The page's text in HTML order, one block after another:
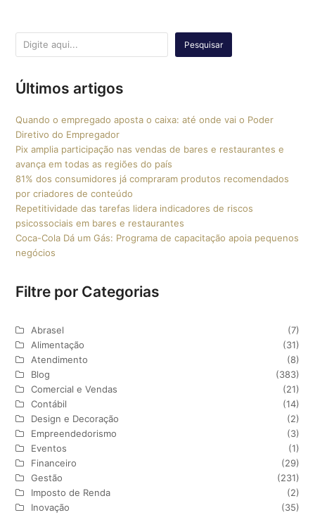
Pesquisar
Últimos artigos
Quando o empregado aposta o caixa: até onde vai o Poder
Diretivo do Empregador
Pix amplia participação nas vendas de bares e restaurantes e
avança em todas as regiões do país
81% dos consumidores já compraram produtos recomendados
por criadores de conteúdo
Repetitividade das tarefas lidera indicadores de riscos
psicossociais em bares e restaurantes
Coca-Cola Dá um Gás: Programa de capacitação apoia pequenos
negócios
Filtre por Categorias
Abrasel
(7)
Alimentação
(31)
Atendimento
(8)
Blog
(383)
Comercial e Vendas
(21)
Contábil
(14)
Design e Decoração
(2)
Empreendedorismo
(3)
Eventos
(1)
Financeiro
(29)
Gestão
(231)
Imposto de Renda
(2)
Inovação
(35)